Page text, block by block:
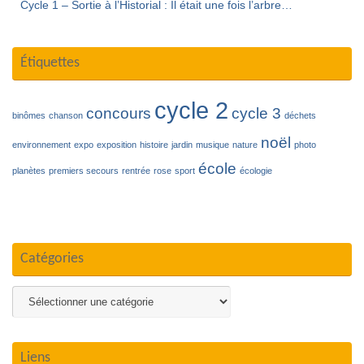
Cycle 1 – Sortie à l’Historial : Il était une fois l’arbre…
Étiquettes
binômes chanson concours cycle 2 cycle 3 déchets
environnement expo exposition histoire jardin musique nature noël photo
planètes premiers secours rentrée rose sport école écologie
Catégories
Liens